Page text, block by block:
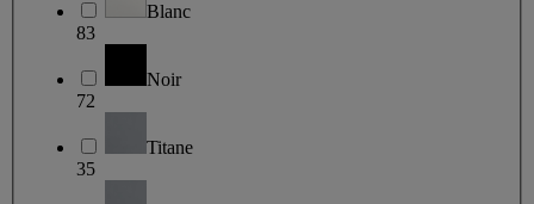
Blanc
83
Noir
72
Titane
35